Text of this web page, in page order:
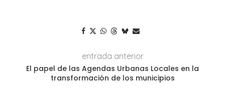
entrada anterior
El papel de las Agendas Urbanas Locales en la
transformación de los municipios